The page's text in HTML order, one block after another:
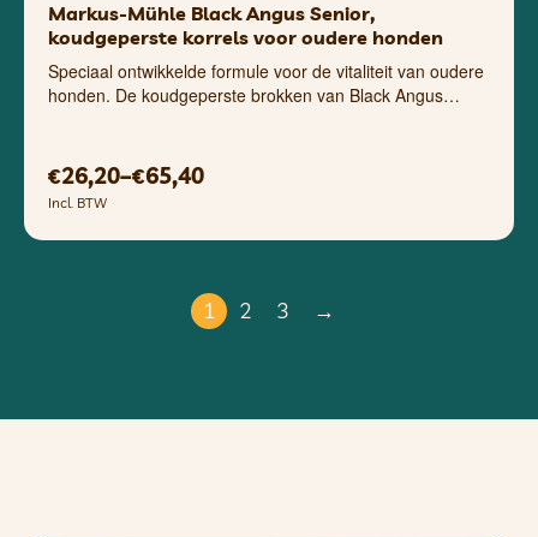
Markus-Mühle Black Angus Senior,
koudgeperste korrels voor oudere honden
Speciaal ontwikkelde formule voor de vitaliteit van oudere
honden. De koudgeperste brokken van Black Angus…
€26,20–€65,40
Incl. BTW
1 2 3 →